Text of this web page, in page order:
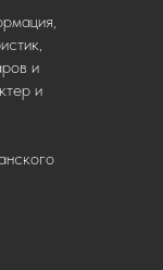
и
и